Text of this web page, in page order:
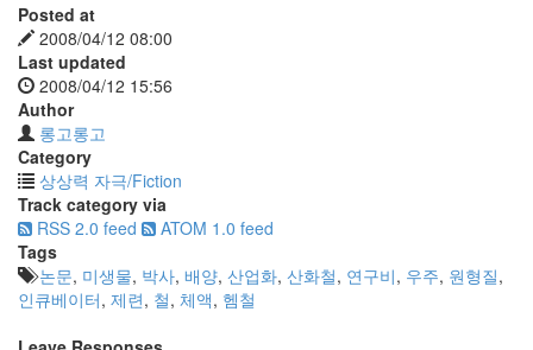
Posted at
2008/04/12 08:00
Last updated
2008/04/12 15:56
Author
롱고롱고
Category
상상력 자극/Fiction
Track category via
RSS 2.0 feed
ATOM 1.0 feed
Tags
논문, 미생물, 박사, 배양, 산업화, 산화철, 연구비, 우주, 원형질,
인큐베이터, 제련, 철, 체액, 헴철